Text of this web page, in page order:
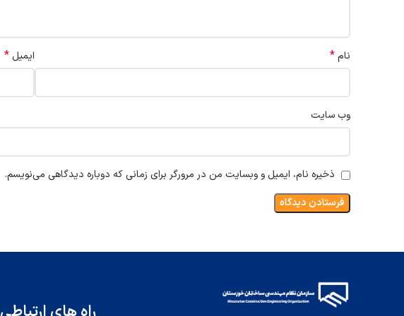
نام* ایمیل *
وب‌ سایت
ذخیره نام، ایمیل و وبسایت من در مرورگر برای زمانی که دوباره دیدگاهی می‌نویسم.